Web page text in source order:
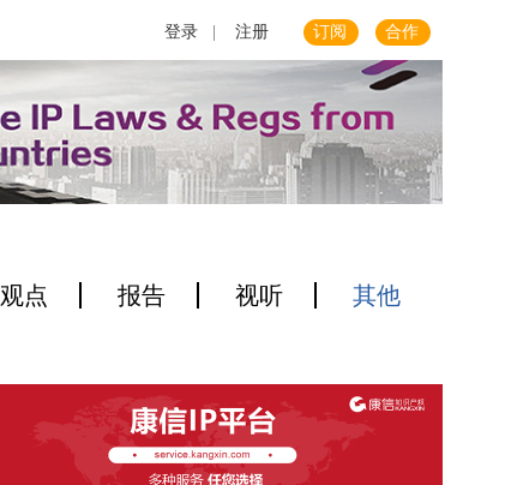
登录 注册 订阅 合作
观点 报告 视听 其他